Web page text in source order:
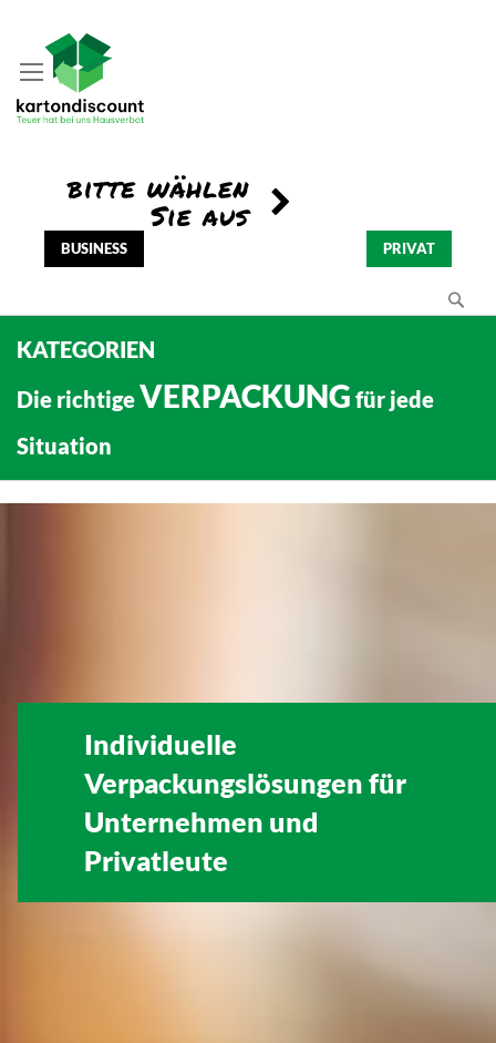
BUSINESS PRIVAT
KATEGORIEN
Die richtigeVERPACKUNG für jede
Situation
Individuelle
Verpackungslösungen für
Unternehmen und
Privatleute